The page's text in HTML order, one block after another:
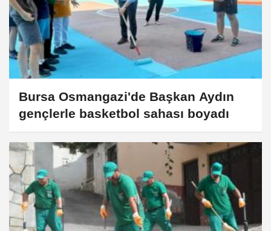
Bursa Osmangazi'de Başkan Aydın
gençlerle basketbol sahası boyadı